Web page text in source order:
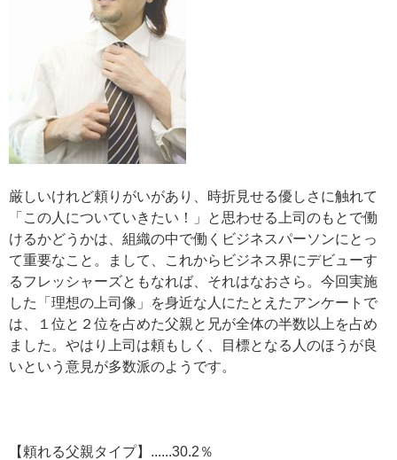
厳しいけれど頼りがいがあり、時折見せる優しさに触れて
「この人についていきたい！」と思わせる上司のもとで働
けるかどうかは、組織の中で働くビジネスパーソンにとっ
て重要なこと。まして、これからビジネス界にデビューす
るフレッシャーズともなれば、それはなおさら。今回実施
した「理想の上司像」を身近な人にたとえたアンケートで
は、１位と２位を占めた父親と兄が全体の半数以上を占め
ました。やはり上司は頼もしく、目標となる人のほうが良
いという意見が多数派のようです。
【頼れる父親タイプ】......30.2％